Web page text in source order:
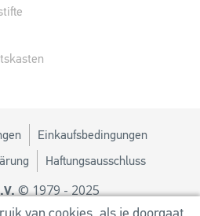
Einkaufsbedingungen
Haftungsausschluss
© 1979 - 2025
von MM